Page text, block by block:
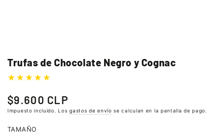
Trufas de Chocolate Negro y Cognac
Precio
regular
$9.600 CLP
Impuesto incluido. Losgastos de envío se calculan en la pantalla de pago.
TAMAÑO